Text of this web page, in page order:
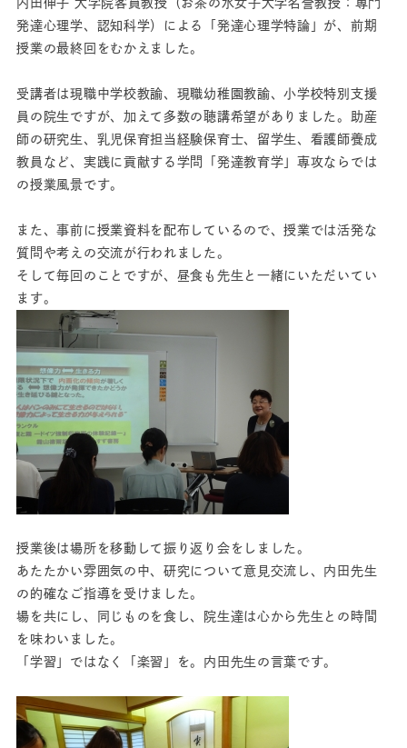
内田伸子 大学院客員教授（お茶の水女子大学名誉教授：専門
発達心理学、認知科学）による「発達心理学特論」が、前期
授業の最終回をむかえました。
受講者は現職中学校教諭、現職幼稚園教諭、小学校特別支援
員の院生ですが、加えて多数の聴講希望がありました。助産
師の研究生、乳児保育担当経験保育士、留学生、看護師養成
教員など、実践に貢献する学問「発達教育学」専攻ならでは
の授業風景です。
また、事前に授業資料を配布しているので、授業では活発な
質問や考えの交流が行われました。
そして毎回のことですが、昼食も先生と一緒にいただいてい
ます。
授業後は場所を移動して振り返り会をしました。
あたたかい雰囲気の中、研究について意見交流し、内田先生
の的確なご指導を受けました。
場を共にし、同じものを食し、院生達は心から先生との時間
を味わいました。
「学習」ではなく「楽習」を。内田先生の言葉です。